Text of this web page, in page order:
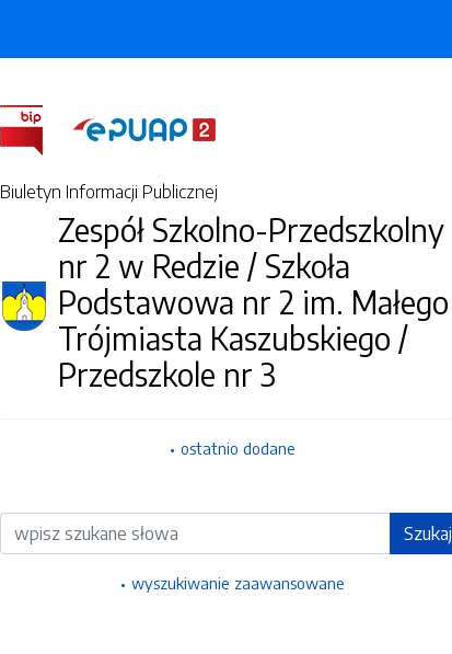
Biuletyn Informacji Publicznej
Zespół Szkolno-Przedszkolny
nr 2 w Redzie / Szkoła
Podstawowa nr 2 im. Małego
Trójmiasta Kaszubskiego /
Przedszkole nr 3
ostatnio dodane
Wyszukiwarka Szukaj
wyszukiwanie zaawansowane